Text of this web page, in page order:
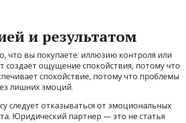
и результатом
что вы покупаете: иллюзию контроля или
ощущение спокойствия, потому что
спокойствие, потому что проблемы
лишних эмоций.
следует отказываться от эмоциональных
Юридический партнер — это не статья